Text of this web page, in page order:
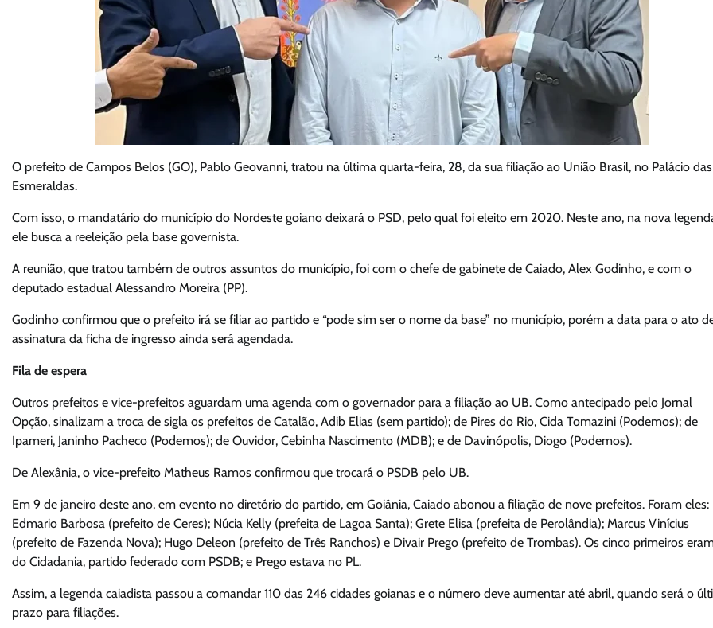
O prefeito de Campos Belos (GO), Pablo Geovanni, tratou na última quarta-feira, 28, da sua filiação ao União Brasil, no Palácio das
Esmeraldas.
Com isso, o mandatário do município do Nordeste goiano deixará o PSD, pelo qual foi eleito em 2020. Neste ano, na nova
ele busca a reeleição pela base governista.
A reunião, que tratou também de outros assuntos do município, foi com o chefe de gabinete de Caiado, Alex Godinho, e com o
deputado estadual Alessandro Moreira (PP).
Godinho confirmou que o prefeito irá se filiar ao partido e “pode sim ser o nome da base” no município, porém a data para o ato
assinatura da ficha de ingresso ainda será agendada.
Fila de espera
Outros prefeitos e vice-prefeitos aguardam uma agenda com o governador para a filiação ao UB. Como antecipado pelo Jornal
Opção, sinalizam a troca de sigla os prefeitos de Catalão, Adib Elias (sem partido); de Pires do Rio, Cida Tomazini (Podemos); de
Ipameri, Janinho Pacheco (Podemos); de Ouvidor, Cebinha Nascimento (MDB); e de Davinópolis, Diogo (Podemos).
De Alexânia, o vice-prefeito Matheus Ramos confirmou que trocará o PSDB pelo UB.
Em 9 de janeiro deste ano, em evento no diretório do partido, em Goiânia, Caiado abonou a filiação de nove prefeitos. Foram eles:
Edmario Barbosa (prefeito de Ceres); Núcia Kelly (prefeita de Lagoa Santa); Grete Elisa (prefeita de Perolândia); Marcus Vinícius
(prefeito de Fazenda Nova); Hugo Deleon (prefeito de Três Ranchos) e Divair Prego (prefeito de Trombas). Os cinco primeiros
do Cidadania, partido federado com PSDB; e Prego estava no PL.
Assim, a legenda caiadista passou a comandar 110 das 246 cidades goianas e o número deve aumentar até abril, quando será o
prazo para filiações.